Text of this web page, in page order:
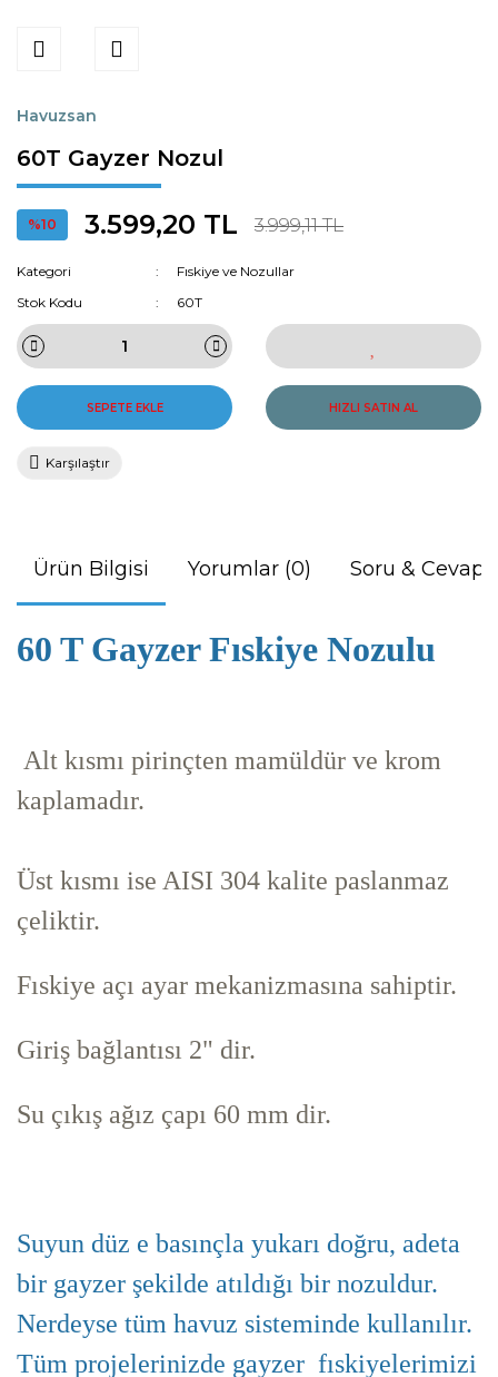
Havuzsan
60T Gayzer Nozul
%10 3.599,20 TL 3.999,11 TL
Kategori
Fıskiye ve Nozullar
Stok Kodu
60T
SEPETE EKLE HIZLI SATIN AL
Karşılaştır
Ürün Bilgisi Yorumlar (0) Soru & Cevap
60 T Gayzer Fıskiye Nozulu
Alt kısmı pirinçten mamüldür ve krom
kaplamadır.
Üst kısmı ise AISI 304 kalite paslanmaz
çeliktir.
Fıskiye açı ayar mekanizmasına sahiptir.
Giriş bağlantısı 2" dir.
Su çıkış ağız çapı 60 mm dir.
Suyun düz e basınçla yukarı doğru, adeta
bir gayzer şekilde atıldığı bir nozuldur.
Nerdeyse tüm havuz sisteminde kullanılır.
Tüm projelerinizde gayzer fıskiyelerimizi